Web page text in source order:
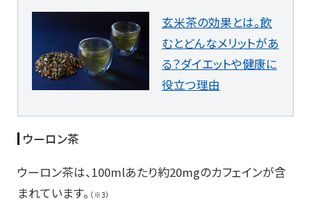
玄米茶の効果とは。飲
むとどんなメリットがあ
る？ダイエットや健康に
役立つ理由
ウーロン茶
ウーロン茶は、100mlあたり約20mgのカフェインが含
まれています。 （※3）